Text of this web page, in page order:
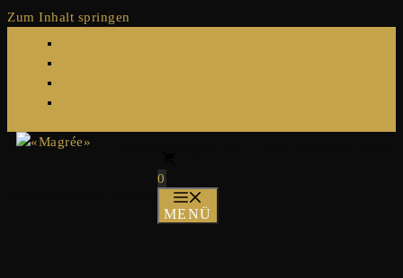
Zum Inhalt springen
0
MENÜ